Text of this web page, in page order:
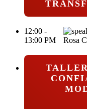
12:00 -
13:00 PM
Rosa